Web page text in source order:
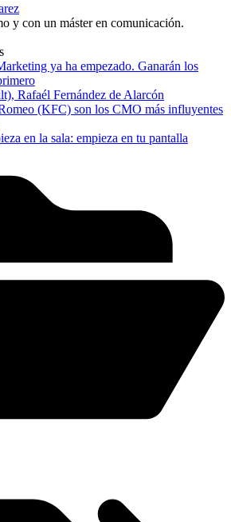
y con un máster en comunicación.
ya ha empezado. Ganarán los
Rafaél Fernández de Alarcón
(KFC) son los CMO más influyentes
en la sala: empieza en tu pantalla